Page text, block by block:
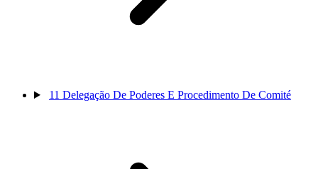
11 Delegação De Poderes E Procedimento De Comité